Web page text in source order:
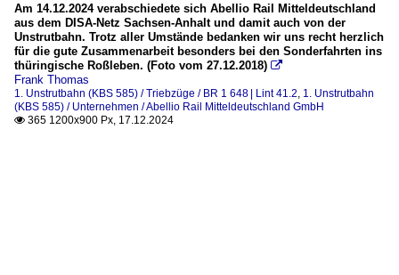
Am 14.12.2024 verabschiedete sich Abellio Rail Mitteldeutschland
aus dem DISA-Netz Sachsen-Anhalt und damit auch von der
Unstrutbahn. Trotz aller Umstände bedanken wir uns recht herzlich
für die gute Zusammenarbeit besonders bei den Sonderfahrten ins
thüringische Roßleben. (Foto vom 27.12.2018) 
Frank Thomas
1. Unstrutbahn (KBS 585) / Triebzüge / BR 1 648 | Lint 41.2 1. Unstrutbahn
(KBS 585) / Unternehmen / Abellio Rail Mitteldeutschland GmbH
 365 1200x900 Px, 17.12.2024